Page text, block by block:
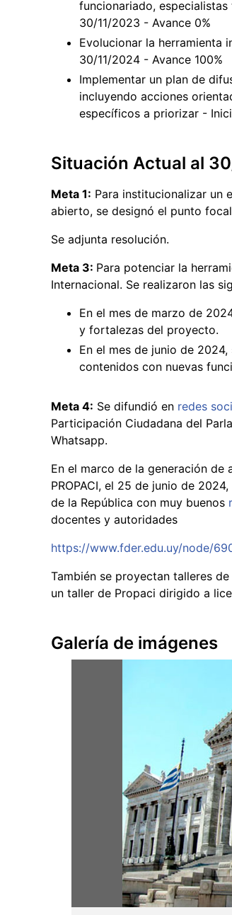
funcionariado,
30/11/2023 - Avance 0%
Evolucionar la herramienta
30/11/2024 - Avance 100%
Implementar un plan de
incluyendo acciones
específicos a priorizar -
Situación Actual al
Meta 1: Para institucionalizar un
abierto, se designó el punto
Se adjunta resolución.
Meta 3: Para potenciar la
Internacional. Se realizaron las
En el mes de marzo de
y fortalezas del proyecto.
En el mes de junio de 2024,
contenidos con nuevas
Meta 4: Se difundió en redes
Participación Ciudadana del
Whatsapp.
En el marco de la generación de
PROPACI, el 25 de junio de
de la República con muy buenos
docentes y autoridades
https://www.fder.edu.uy/node/
También se proyectan talleres
un taller de Propaci dirigido a
Galería de imágenes